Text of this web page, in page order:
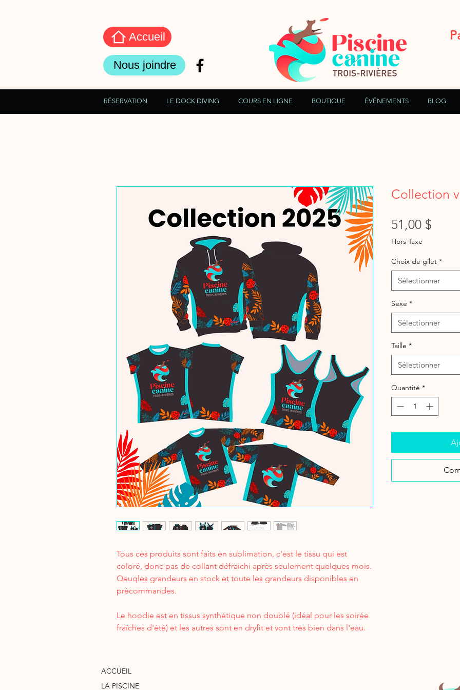
Accueil
Nous joindre
RÉSERVATION LE DOCK DIVING COURS EN LIGNE BOUTIQUE ÉVÉNEMENTS BLOG
Tous ces produits sont faits en sublimation, c'est le tissu qui est
coloré, donc pas de collant défraichi après seulement quelques mois.
Qeuqles grandeurs en stock et toute les grandeurs disponibles en
précommandes.
Le hoodie est en tissus synthétique non doublé (idéal pour les soirée
fraîches d'été) et les autres sont en dryfit et vont très bien dans l'eau.
Collection
51,00 $
Hors Taxe
Choix de gilet *
Sélectionner
Sexe *
Sélectionner
Taille *
Sélectionner
Quantité *
ACCUEIL
LA PISCINE